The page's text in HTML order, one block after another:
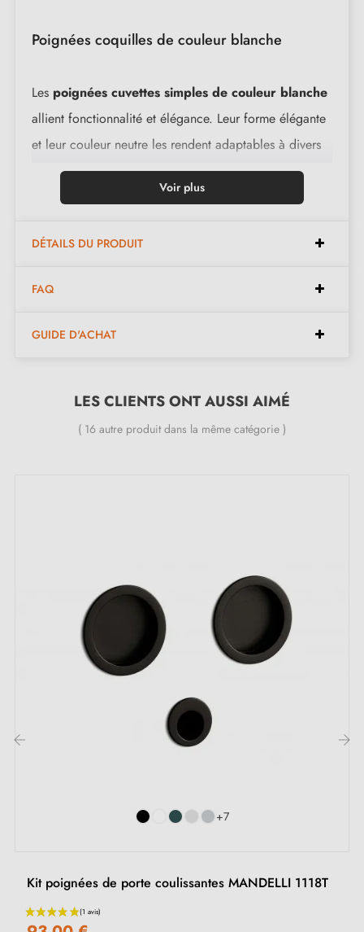
Poignées coquilles de couleur blanche
Les poignées cuvettes simples de couleur blanche
allient fonctionnalité et élégance. Leur forme élégante
et leur couleur neutre les rendent adaptables à divers
environnements et à différents usages, que ce soit à
l’intérieur ou à l’extérieur. Fabriquées avec un matériau
sécurité d'utilisation.
de la durabilité et de la sécurité d'utilisation)
Facile à installer
Voir plus
DÉTAILS DU PRODUIT
FAQ
GUIDE D'ACHAT
LES CLIENTS ONT AUSSI AIMÉ
( 16 autre produit dans la même catégorie )
+7
Kit poignées de porte coulissantes MANDELLI 1118T